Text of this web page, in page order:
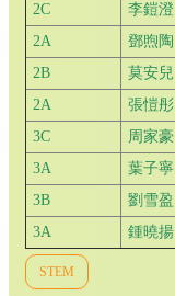
2C
李鎧澄
2A
鄧煦陶
2B
莫安兒
2A
張愷彤
3C
周家豪
3A
葉子寧
3B
劉雪盈
3A
鍾曉揚
STEM